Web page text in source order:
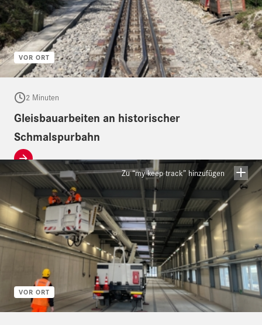
VOR ORT
2 Minuten
Gleisbauarbeiten an historischer
Schmalspurbahn
VOR ORT
Zu “my keep track” hinzufügen